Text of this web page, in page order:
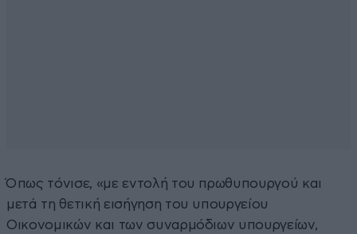
Όπως τόνισε, «με εντολή του πρωθυπουργού και
μετά τη θετική εισήγηση του υπουργείου
Οικονομικών και των συναρμόδιων υπουργείων,